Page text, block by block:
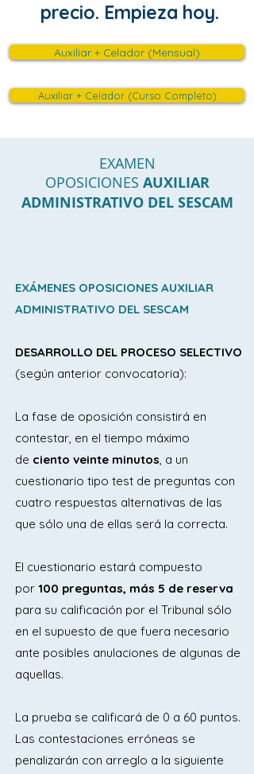
precio. Empieza hoy.
Auxiliar + Celador (Mensual)
Auxiliar + Celador (Curso Completo)
EXAMEN
OPOSICIONES AUXILIAR
ADMINISTRATIVO DEL SESCAM
EXÁMENES OPOSICIONES AUXILIAR
ADMINISTRATIVO DEL SESCAM
DESARROLLO DEL PROCESO SELECTIVO
(según anterior convocatoria):
La fase de oposición consistirá en
contestar, en el tiempo máximo
de ciento veinte minutos, a un
cuestionario tipo test de preguntas con
cuatro respuestas alternativas de las
que sólo una de ellas será la correcta.
El cuestionario estará compuesto
por 100 preguntas, más 5 de reserva
para su calificación por el Tribunal sólo
en el supuesto de que fuera necesario
ante posibles anulaciones de algunas de
aquellas.
La prueba se calificará de 0 a 60 puntos.
Las contestaciones erróneas se
penalizarán con arreglo a la siguiente